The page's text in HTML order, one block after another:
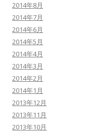
2014年8月
2014年7月
2014年6月
2014年5月
2014年4月
2014年3月
2014年2月
2014年1月
2013年12月
2013年11月
2013年10月